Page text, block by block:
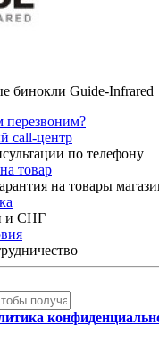
бинокли Guide-Infrared
call-центр
по телефону
товар
на товары
и СНГ